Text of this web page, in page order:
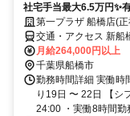
社宅手当最大6.5万円✨
第一プラザ 船橋店(
交通・アクセス 新船
月給264,000円以上
千葉県船橋市
勤務時間詳細 実働時
り19日 〜 22日 【シ
24:00 ・実働8時間勤